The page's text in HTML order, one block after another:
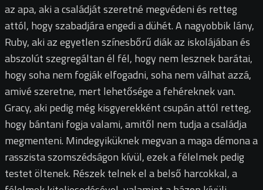
az apa, aki a családját szeretné megvédeni és retteg
attól, hogy szabadjára engedi a dühét. A nagyobbik lány,
Ruby, aki az egyetlen színesbőrű diák az iskolájában és
abszolút szegregáltan él fél, hogy nem lesznek barátai,
hogy soha nem fogják elfogadni, soha nem válhat azzá,
amivé szeretne, mert lehetősége a fehéreknek van.
Gracy, aki pedig még kisgyerekként csupán attól retteg,
hogy bántani fogja valami, amitől nem tudja a családja
megmenteni. Mindegyiküknek megvan a maga démona a
rasszista szomszédságon kívül, ezek a félelmek pedig
testet öltenek. Részek telnek el a belső harcokkal, a